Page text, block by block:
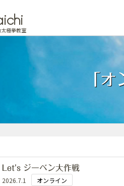
極拳教室
「
Let's ジーベン大作戦
2026.7.1
オンライン